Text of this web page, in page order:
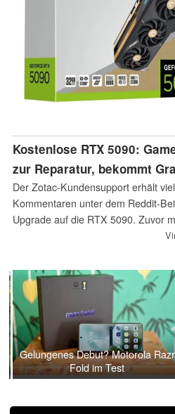
Kostenlose RTX 5090:
zur Reparatur, bekommt
Der Zotac-Kundensupport erhält
Kommentaren unter dem Reddit-
Upgrade auf die RTX 5090. Zuvor
ein Jahr lang mehrere RMA-
Gelungenes Debut? Motorola Razr
Fold im Test